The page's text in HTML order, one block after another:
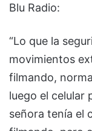
Blu Radio:
“Lo que la
movimientos
filmando,
luego el celular
señora tenía el